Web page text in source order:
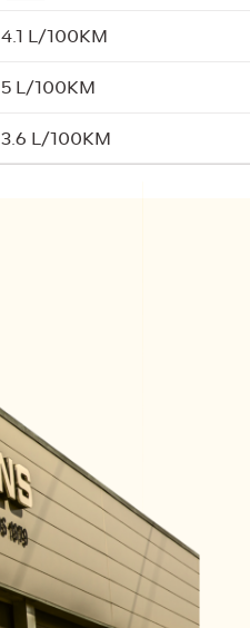
4.1 L/100KM
5 L/100KM
3.6 L/100KM